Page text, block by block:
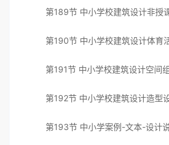
第189节 中小学校建筑设计非授
第190节 中小学校建筑设计体育
第191节 中小学校建筑设计空间
第192节 中小学校建筑设计造型
第193节 中小学案例-文本-设计